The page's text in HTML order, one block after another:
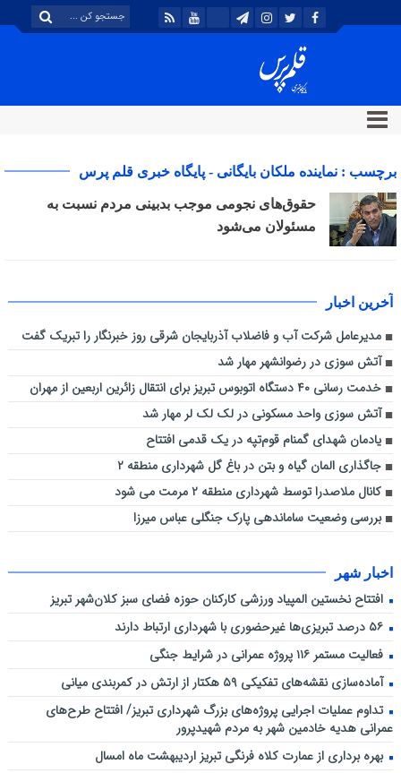
برچسب : نماینده ملکان بایگانی - پایگاه خبری قلم پرس
حقوق‌های نجومی موجب بدبینی مردم نسبت به
مسئولان می‌شود
آخرین اخبار
مدیرعامل شرکت آب و فاضلاب آذربایجان شرقی روز خبرنگار را تبریک گفت
آتش سوزی در رضوانشهر مهار شد
خدمت رسانی ۴۰ دستگاه اتوبوس تبریز برای انتقال زائرین اربعین از مهران
آتش سوزی واحد مسکونی در لک لک لر مهار شد
یادمان شهدای گمنام قوم‌تپه در یک قدمی افتتاح
جاگذاری المان گیاه و بتن در باغ گل شهرداری منطقه ۲
کانال ملاصدرا توسط شهرداری منطقه ۲ مرمت می شود
بررسی وضعیت ساماندهی پارک جنگلی عباس میرزا
اخبار شهر
افتتاح نخستین المپیاد ورزشی کارکنان حوزه فضای سبز کلان‌شهر تبریز
۵۶ درصد تبریزی‌ها غیرحضوری با شهرداری ارتباط دارند
فعالیت مستمر ۱۱۶ پروژه عمرانی در شرایط جنگی
آماده‌سازی نقشه‌های تفکیکی ۵۹ هکتار از ارتش در کمربندی میانی
تداوم عملیات اجرایی پروژه‌های بزرگ شهرداری تبریز/ افتتاح طرح‌های
عمرانی هدیه خادمین شهر به مردم شهیدپرور
بهره برداری از عمارت کلاه فرنگی تبریز اردیبهشت ماه امسال